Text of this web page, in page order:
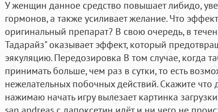
У женщин данное средство повышает либидо,
гормонов, а также усиливает желание. Что
оригинальный препарат? В свою очередь, в
Тадарайз" оказывает эффект, который
эякуляцию. Передозировка В том случае, когда
принимать больше, чем раз в сутки, то есть
нежелательных побочных действий. Скажите что
нажимаю начать игру вылезает картинка